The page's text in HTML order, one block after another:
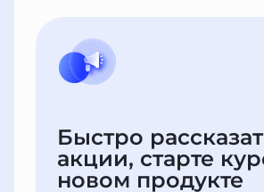
Быстро
акции, старте
новом продукте